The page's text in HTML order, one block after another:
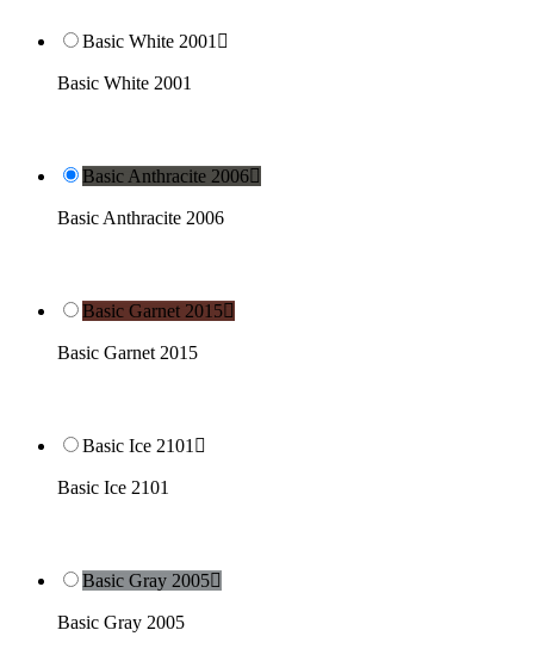
Basic White 2001 
Basic White 2001
Basic Anthracite 2006
Basic Anthracite 2006
Basic Garnet 2015
Basic Garnet 2015
Basic Ice 2101 
Basic Ice 2101
Basic Gray 2005
Basic Gray 2005